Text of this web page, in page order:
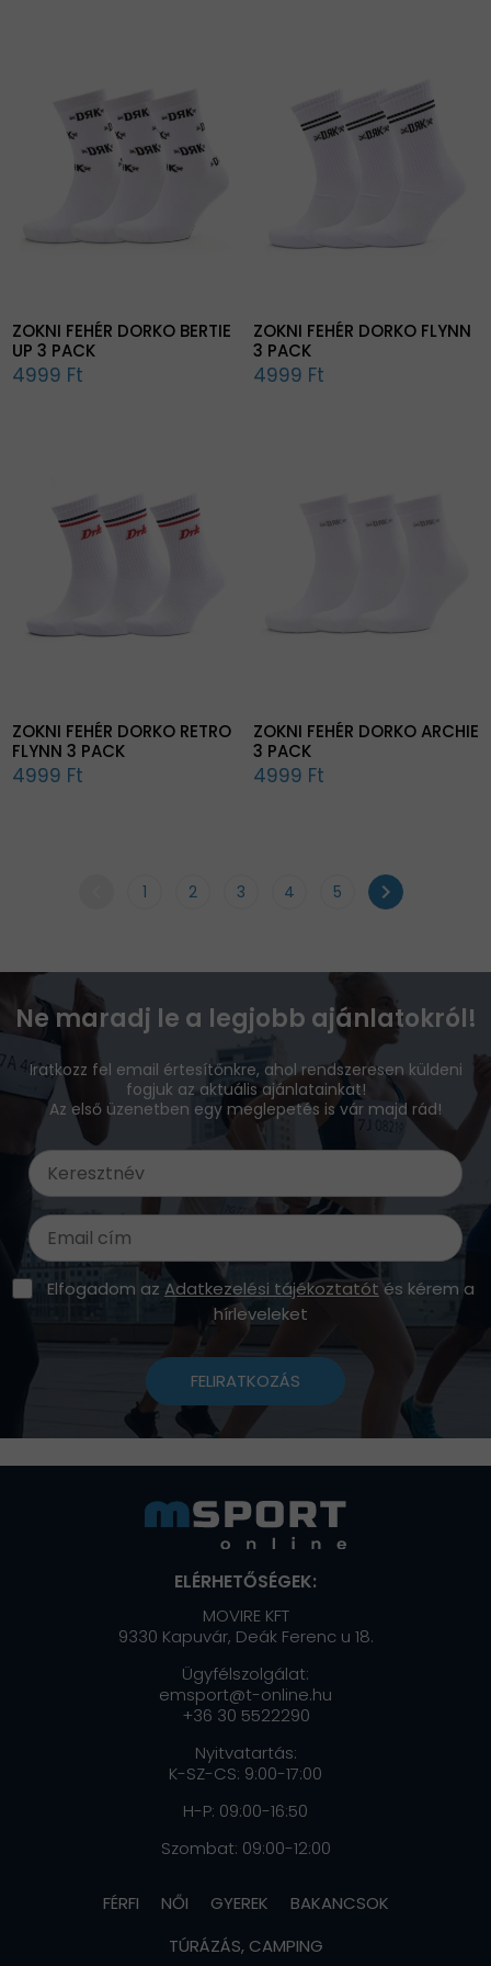
ZOKNI FEHÉR DORKO BERTIE
UP 3 PACK
4999 Ft
ZOKNI FEHÉR DORKO FLYNN
3 PACK
4999 Ft
ZOKNI FEHÉR DORKO RETRO
FLYNN 3 PACK
4999 Ft
ZOKNI FEHÉR DORKO ARCHIE
3 PACK
4999 Ft
1 2 3 4 5 chevron_right
Ne maradj le a legjobb ajánlatokról!
Iratkozz fel email értesítőnkre, ahol rendszeresen küldeni
fogjuk az aktuális ajánlatainkat!
Az első üzenetben egy meglepetés is vár majd rád!
Elfogadom az Adatkezelési tájékoztatót és kérem a
hírleveleket
FELIRATKOZÁS
ELÉRHETŐSÉGEK:
MOVIRE KFT
9330 Kapuvár, Deák Ferenc u 18.
Ügyfélszolgálat:
emsport@t-online.hu
+36 30 5522290
Nyitvatartás:
K-SZ-CS: 9:00-17:00
H-P: 09:00-16:50
Szombat: 09:00-12:00
FÉRFI NŐI GYEREK
BAKANCSOK
TÚRÁZÁS, CAMPING